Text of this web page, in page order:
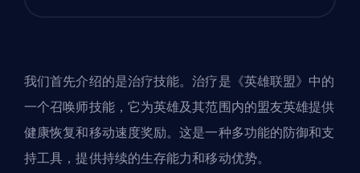
我们首先介绍的是治疗技能。治疗是《英雄联盟》中的
一个召唤师技能，它为英雄及其范围内的盟友英雄提供
健康恢复和移动速度奖励。这是一种多功能的防御和支
持工具，提供持续的生存能力和移动优势。